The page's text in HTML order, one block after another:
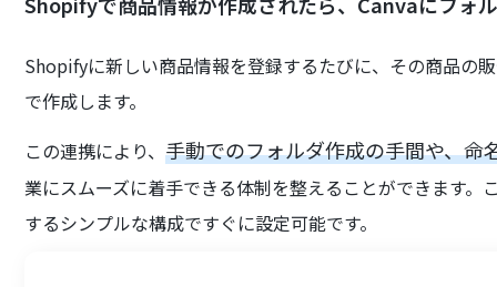
Shopifyに新しい商品情報を登録するたびに、その商品の
で作成します。
この連携により、手動でのフォルダ作成の手間や、
業にスムーズに着手できる体制を整えることができます
するシンプルな構成ですぐに設定可能です。